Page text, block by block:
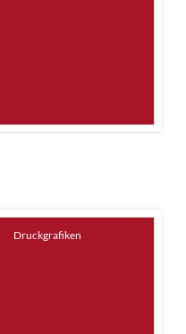
Druckgrafiken